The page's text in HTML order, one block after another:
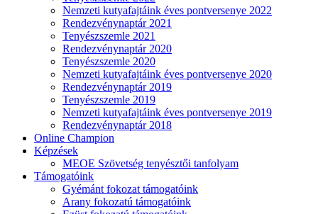
Nemzeti kutyafajtáink éves pontversenye 2022
Rendezvénynaptár 2021
Tenyészszemle 2021
Rendezvénynaptár 2020
Tenyészszemle 2020
Nemzeti kutyafajtáink éves pontversenye 2020
Rendezvénynaptár 2019
Tenyészszemle 2019
Nemzeti kutyafajtáink éves pontversenye 2019
Rendezvénynaptár 2018
Online Champion
Képzések
MEOE Szövetség tenyésztői tanfolyam
Támogatóink
Gyémánt fokozat támogatóink
Arany fokozatú támogatóink